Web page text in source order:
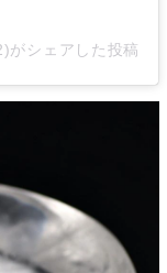
がシェアした投稿